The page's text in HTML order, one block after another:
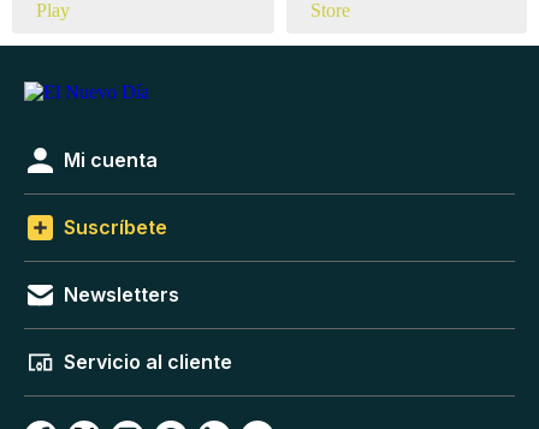
Mi cuenta
Suscríbete
Newsletters
Servicio al cliente